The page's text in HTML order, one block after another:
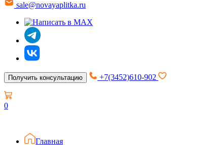
sale@novayaplitka.ru
Получить консультацию +7(3452)610-902
0
Главная